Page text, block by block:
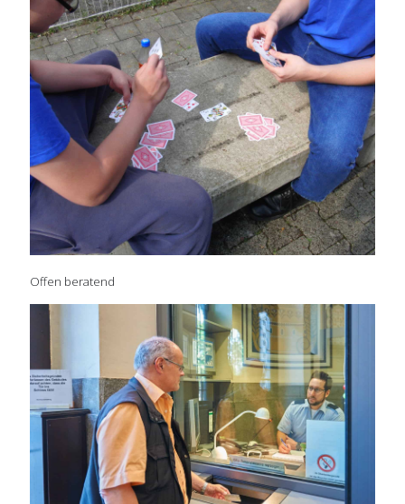
Offen beratend